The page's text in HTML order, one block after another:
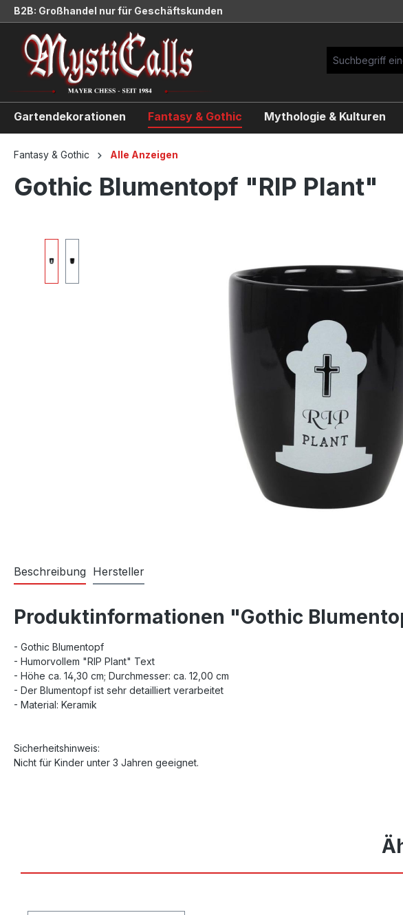
Zur Hauptnavigation springen
B2B: Großhandel nur für Geschäftskunden
Gartendekorationen Fantasy & Gothic Mythologie & Kulturen
Fantasy & Gothic Alle Anzeigen
Gothic Blumentopf "RIP Plant"
Beschreibung Hersteller
Produktinformationen "Gothic
- Gothic Blumentopf
- Humorvollem "RIP Plant" Text
- Höhe ca. 14,30 cm; Durchmesser: ca. 12,00 cm
- Der Blumentopf ist sehr detailliert verarbeitet
- Material: Keramik
Sicherheitshinweis:
Nicht für Kinder unter 3 Jahren geeignet.